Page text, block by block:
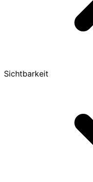
Sichtbarkeit